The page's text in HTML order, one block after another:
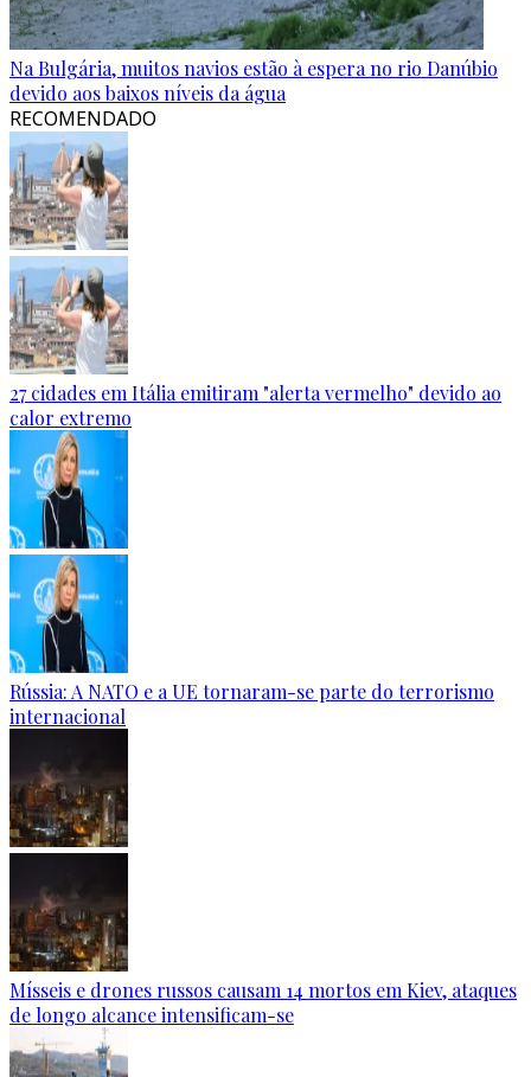
Na Bulgária, muitos navios estão à espera no rio Danúbio
devido aos baixos níveis da água
RECOMENDADO
27 cidades em Itália emitiram "alerta vermelho" devido ao
calor extremo
Rússia: A NATO e a UE tornaram-se parte do terrorismo
internacional
Mísseis e drones russos causam 14 mortos em Kiev, ataques
de longo alcance intensificam-se